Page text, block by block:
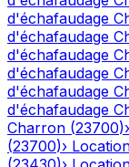
d'échafaudage
d'échafaudage
d'échafaudage
d'échafaudage
d'échafaudage
d'échafaudage
Charron (23700)›
(23700)›